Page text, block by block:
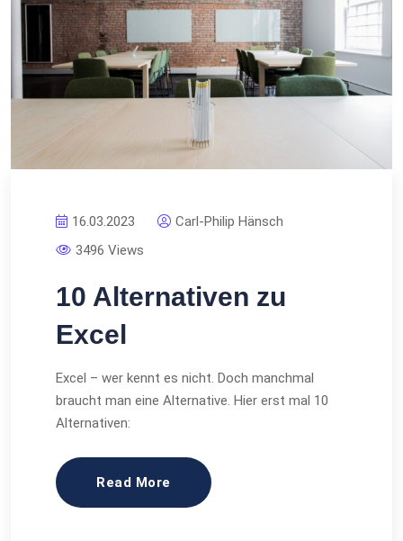
16.03.2023
Carl-Philip Hänsch
3496 Views
10 Alternativen zu
Excel
Excel – wer kennt es nicht. Doch manchmal
braucht man eine Alternative. Hier erst mal 10
Alternativen:
Read More